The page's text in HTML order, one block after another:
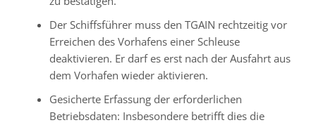
Der Schiffsführer muss den TGAIN rechtzeitig vor
Erreichen des Vorhafens einer Schleuse
deaktivieren. Er darf es erst nach der Ausfahrt aus
dem Vorhafen wieder aktivieren.
Gesicherte Erfassung der erforderlichen
Betriebsdaten: Insbesondere betrifft dies die